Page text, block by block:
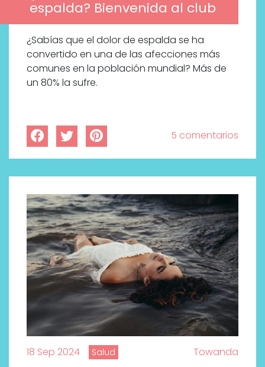
espalda? Bienvenida al club
¿Sabías que el dolor de espalda se ha
convertido en una de las afecciones más
comunes en la población mundial? Más de
un 80% la sufre.
5 comentarios
18 Sep 2024 Salud Towanda